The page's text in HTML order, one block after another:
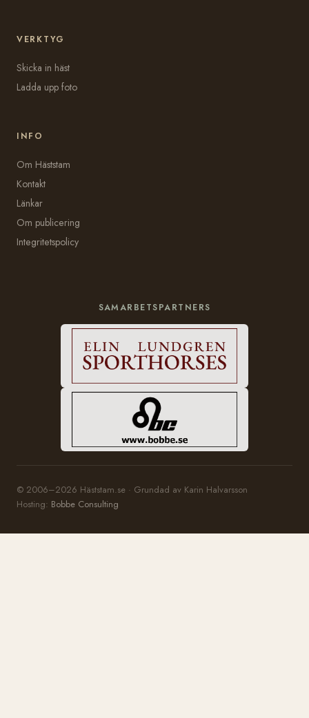
VERKTYG
Skicka in häst
Ladda upp foto
INFO
Om Häststam
Kontakt
Länkar
Om publicering
Integritetspolicy
SAMARBETSPARTNERS
© 2006–2026 Häststam.se · Grundad av Karin Halvarsson
Hosting: Bobbe Consulting